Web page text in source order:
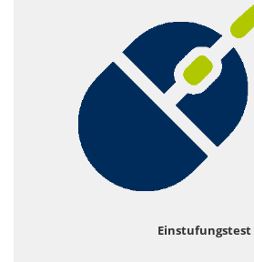
Einstufungstest